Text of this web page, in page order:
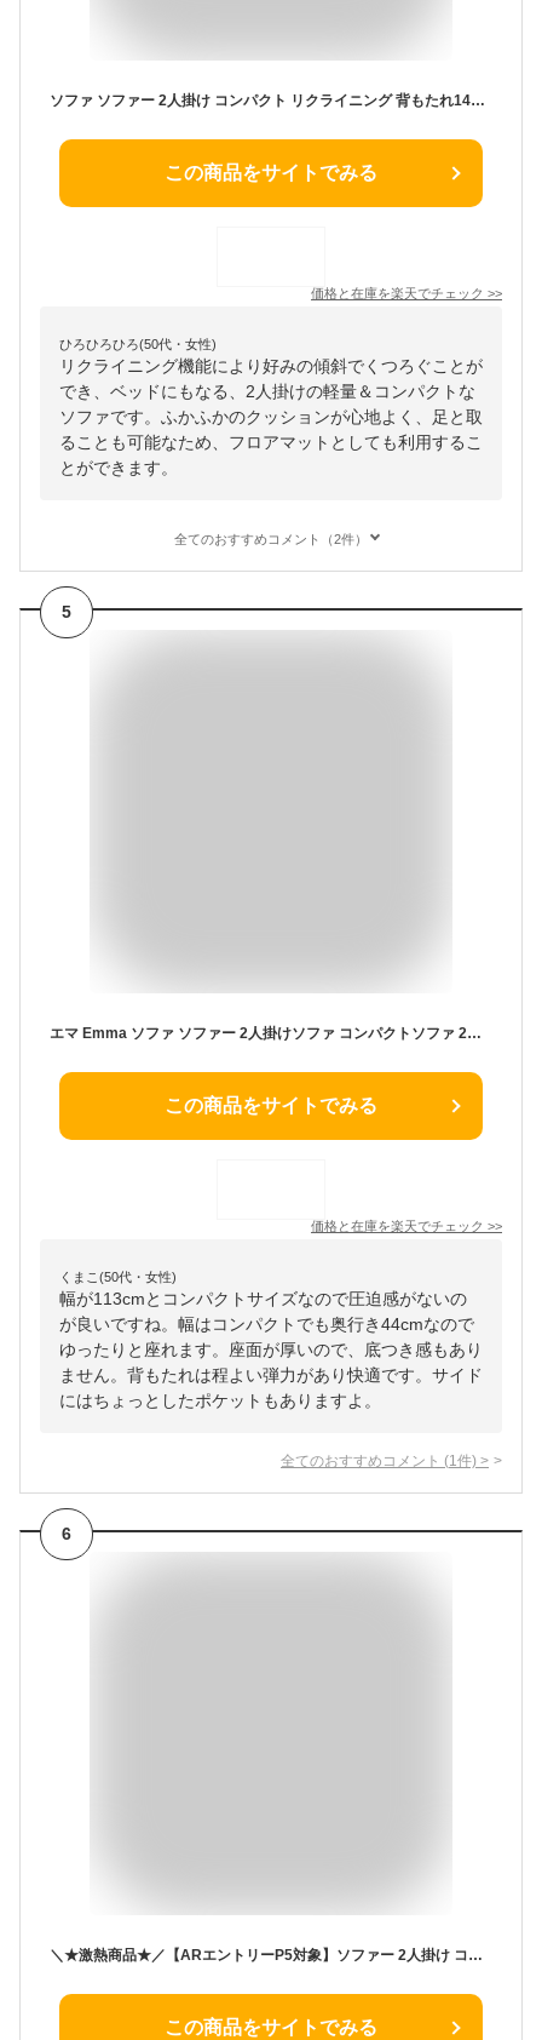
ソファ ソファー 2人掛け コンパクト リクライニング 背もたれ14段階調整 肘掛け6段階調整 天然木 2way 北欧 シンプル カウチソファ フロアソファ ローソファ 二人掛 一人掛け【送料無料】
この商品をサイトでみる
価格と在庫を楽天でチェック >>
ひろひろひろ(50代・女性)
リクライニング機能により好みの傾斜でくつろぐことが
でき、ベッドにもなる、2人掛けの軽量＆コンパクトな
ソファです。ふかふかのクッションが心地よく、足と取
ることも可能なため、フロアマットとしても利用するこ
とができます。
全てのおすすめコメント（2件）
5
エマ Emma ソファ ソファー 2人掛けソファ コンパクトソファ 2人掛けソファー 2人掛け 一人用 2.5人掛け 二人掛け 北欧 ローソファー コンパクトソファー 一人暮らし ポケット付き 収納付き おしゃれ ファブリック コンパクト テレワーク
この商品をサイトでみる
価格と在庫を楽天でチェック >>
くまこ(50代・女性)
幅が113cmとコンパクトサイズなので圧迫感がないの
が良いですね。幅はコンパクトでも奥行き44cmなので
ゆったりと座れます。座面が厚いので、底つき感もあり
ません。背もたれは程よい弾力があり快適です。サイド
にはちょっとしたポケットもありますよ。
全てのおすすめコメント (1 件) >
6
＼★激熱商品★／【ARエントリーP5対象】ソファー 2人掛け コンパクト 北欧 ローソファー 一人用 合皮 レザー インテリア 2人掛けソファ おしゃれ かわいい クッション 一人暮らし 二人掛け リビングソファー ワンルーム 1人掛け FBS-2P 新生活
この商品をサイトでみる